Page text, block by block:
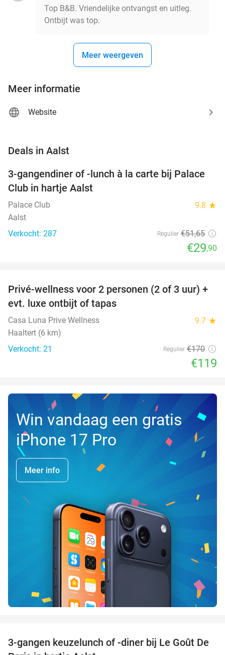
Top B&B. Vriendelijke ontvangst en uitleg.
Ontbijt was top.
Meer weergeven
Meer informatie
Website
Deals in Aalst
42%
3-gangendiner of -lunch à la carte bij Palace
Club in hartje Aalst
Palace Club 9.8 star
Aalst
Verkocht: 287
Regulier €51,65
€29,90
30%
Privé-wellness voor 2 personen (2 of 3 uur) +
evt. luxe ontbijt of tapas
Casa Luna Prive Wellness 9.7 star
Haaltert (6 km)
Verkocht: 21
Regulier €170
€119
Win vandaag een gratis
iPhone 17 Pro
Meer info
39%
3-gangen keuzelunch of -diner bij Le Goût De